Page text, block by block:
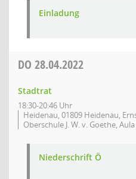
Einladung
DO 28.04.2022
Stadtrat
18:30-20:46 Uhr
Heidenau, 01809 Heidenau,
Oberschule J. W. v. Goethe, Aula
Niederschrift Ö